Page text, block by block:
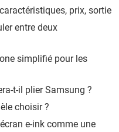
prix, sortie
entre deux
simplifié pour les
t-il plier Samsung ?
choisir ?
e-ink comme une